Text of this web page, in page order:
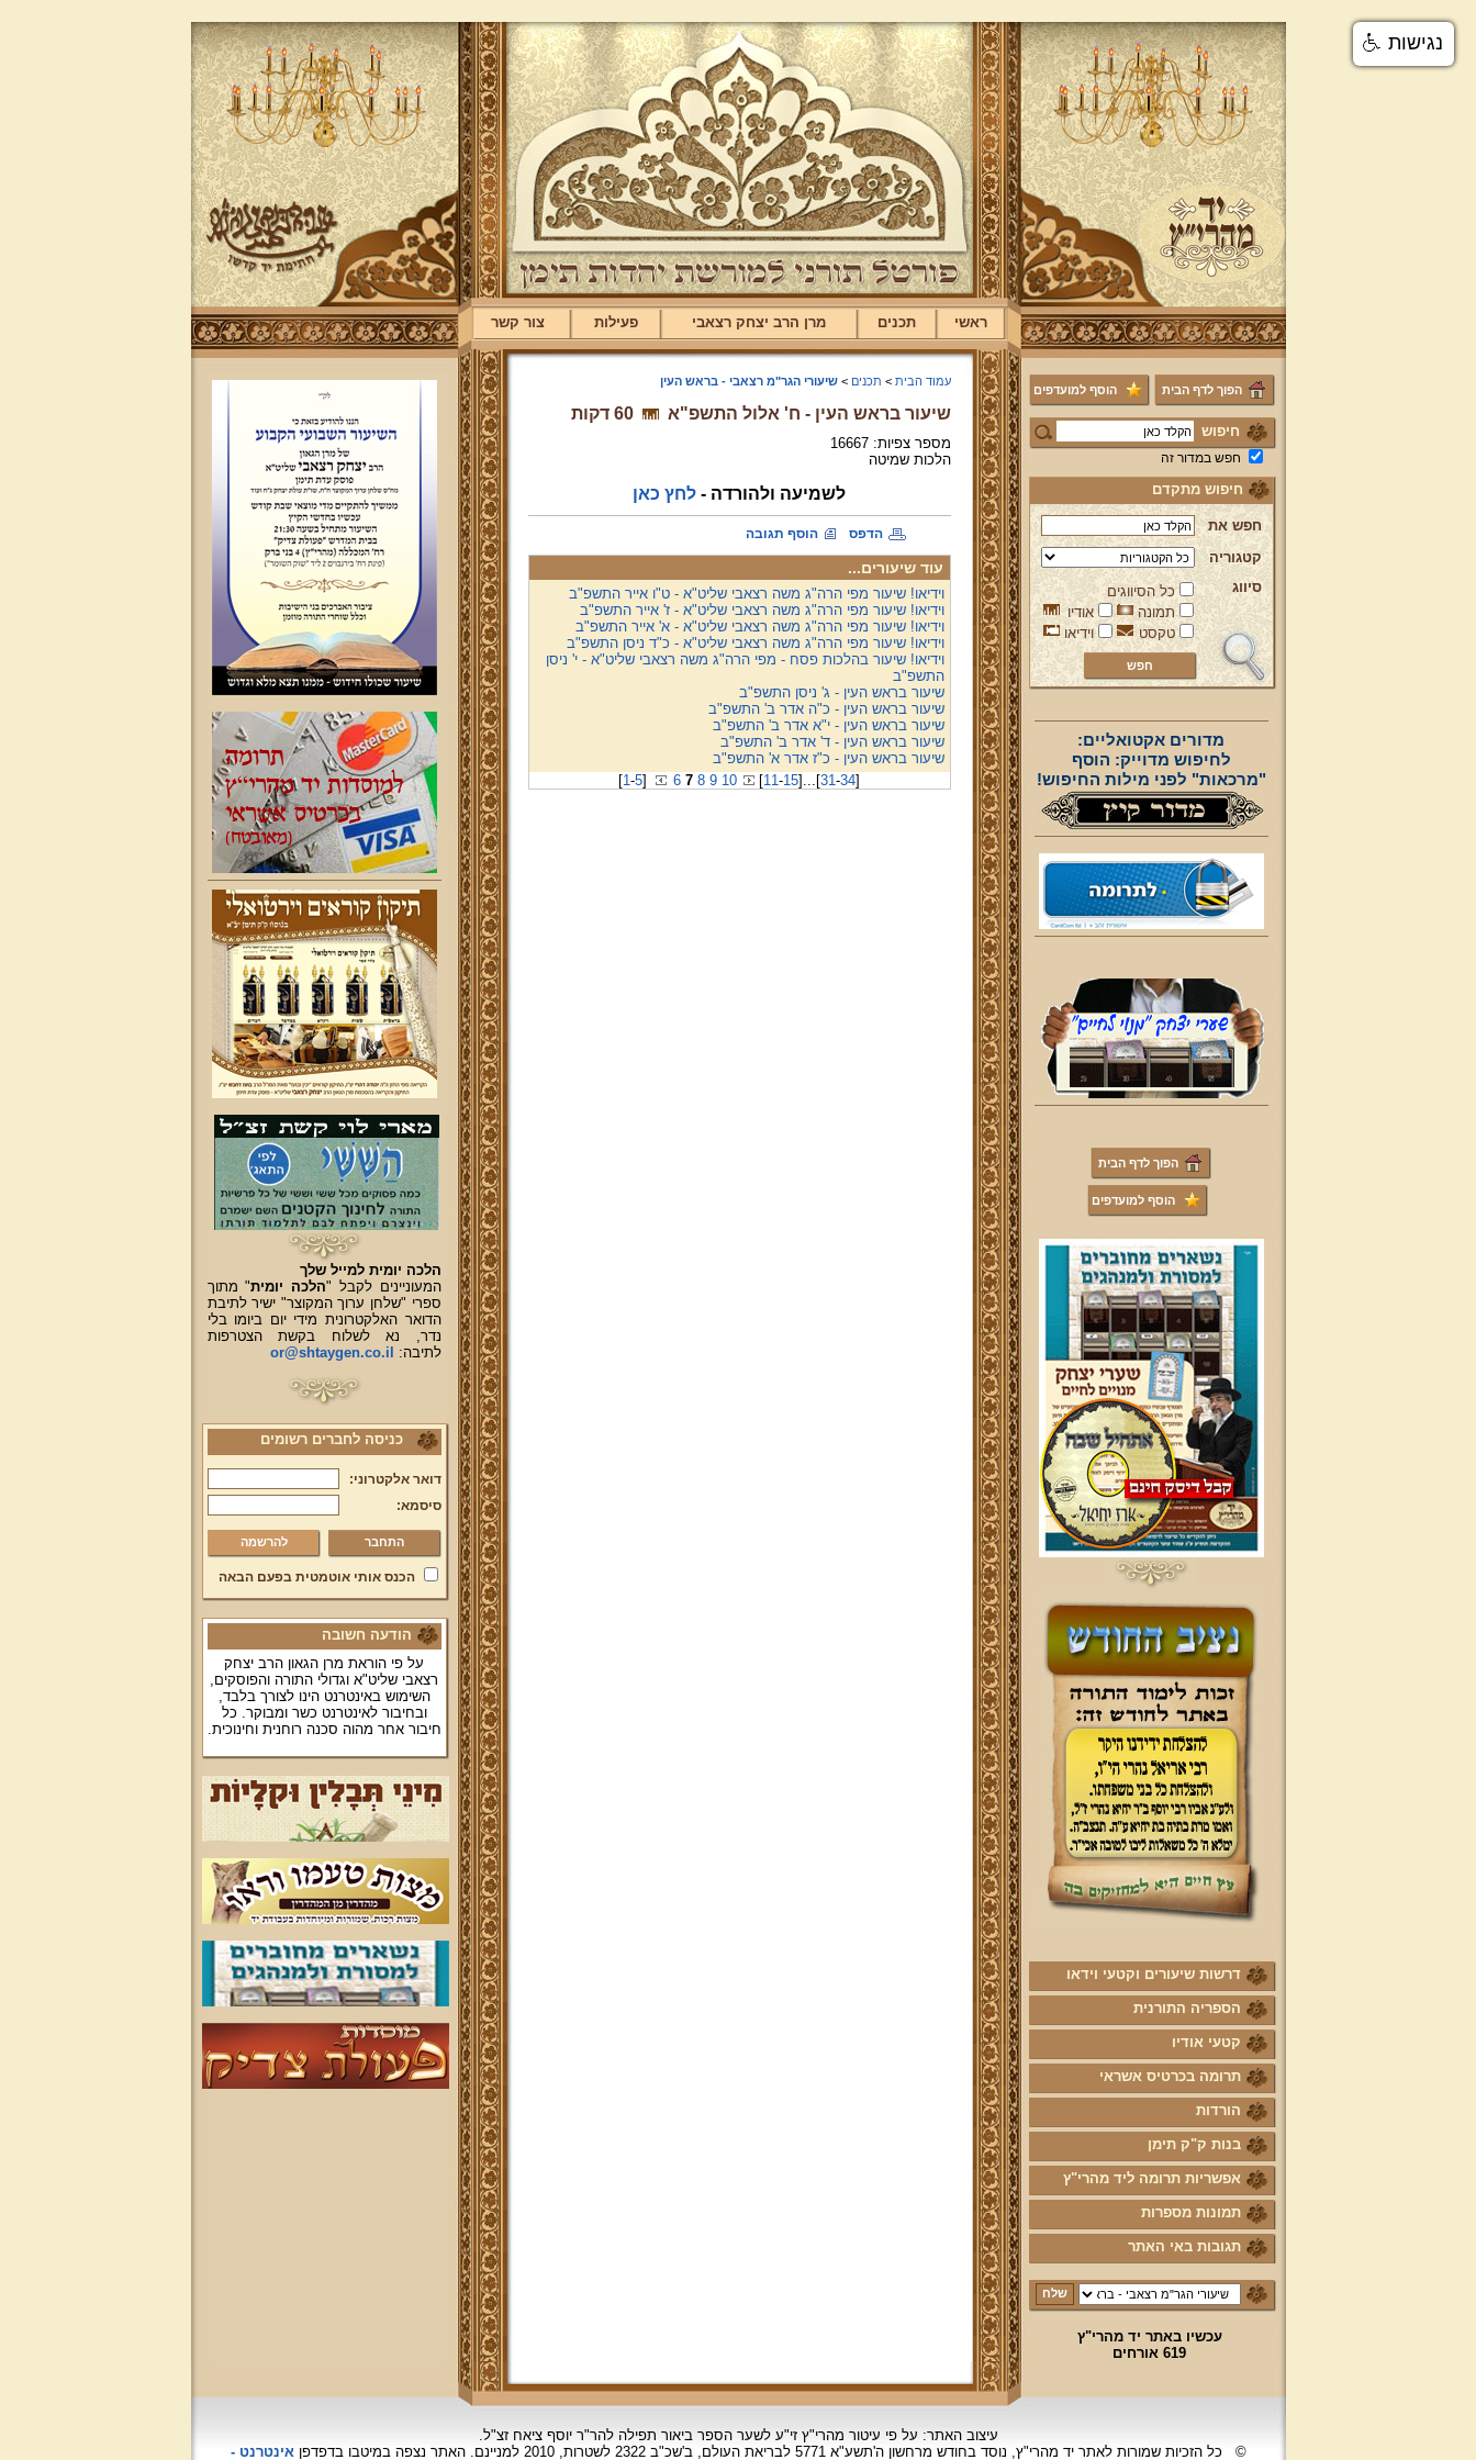
ראשי תכנים מרן הרב יצחק רצאבי פעילות צור קשר
הפוך לדף הבית הוסף למועדפים
חיפוש
חפש במדור זה
חיפוש מתקדם
חפש את
קטגוריה
סיווג
כל הסיווגים
תמונה
אודיו
טקסט
וידיאו
מדורים אקטואליים:
לחיפוש מדוייק: הוסף
"מרכאות" לפני מילות החיפוש!
הפוך לדף הבית
הוסף למועדפים
דרשות שיעורים וקטעי וידאו
הספריה התורנית
קטעי אודיו
תרומה בכרטיס אשראי
הורדות
בנות ק"ק תימן
אפשריות תרומה ליד מהרי"ץ
תמונות מספרות
תגובות באי האתר
עכשיו באתר יד מהרי"ץ
619 אורחים
עמוד הבית > תכנים >שיעורי הגר"מ רצאבי - בראש העין
שיעור בראש העין - ח' אלול התשפ"א 60 דקות
מספר צפיות: 16667
הלכות שמיטה
לשמיעה ולהורדה - לחץ כאן
הדפס הוסף תגובה
עוד שיעורים...
וידיאו! שיעור מפי הרה"ג משה רצאבי שליט"א - ט"ו אייר התשפ"ב
וידיאו! שיעור מפי הרה"ג משה רצאבי שליט"א - ז' אייר התשפ"ב
וידיאו! שיעור מפי הרה"ג משה רצאבי שליט"א - א' אייר התשפ"ב
וידיאו! שיעור מפי הרה"ג משה רצאבי שליט"א - כ"ד ניסן התשפ"ב
וידיאו! שיעור בהלכות פסח - מפי הרה"ג משה רצאבי שליט"א - י' ניסן
התשפ"ב
שיעור בראש העין - ג' ניסן התשפ"ב
שיעור בראש העין - כ"ה אדר ב' התשפ"ב
שיעור בראש העין - י"א אדר ב' התשפ"ב
שיעור בראש העין - ד' אדר ב' התשפ"ב
שיעור בראש העין - כ"ז אדר א' התשפ"ב
[1-5] 6 7 8 9 10 [11-15] ... [31-34]
הלכה יומית למייל שלך
המעוניינים לקבל "הלכה יומית" מתוך
ספרי "שלחן ערוך המקוצר" ישיר לתיבת
הדואר האלקטרונית מידי יום ביומו בלי
נדר, נא לשלוח בקשת הצטרפות
לתיבה:
or@shtaygen.co.il
כניסה לחברים רשומים
דואר אלקטרוני:
סיסמא:
להרשמה
הכנס אותי אוטמטית בפעם הבאה
הודעה חשובה
על פי הוראת מרן הגאון הרב יצחק
רצאבי שליט"א וגדולי התורה והפוסקים,
השימוש באינטרנט הינו לצורך בלבד,
ובחיבור לאינטרנט כשר ומבוקר. כל
חיבור אחר מהוה סכנה רוחנית וחינוכית.
עיצוב האתר: על פי עיטור מהרי"ץ זי"ע לשער הספר ביאור תפילה להר"ר יוסף ציאח זצ"ל.
©
כל הזכיות שמורות לאתר יד מהרי"ץ, נוסד בחודש מרחשוןה'תשע"א 5771 לבריאת העולם, ב'שכ"ב 2322 לשטרות, 2010 למניינם. האתר נצפהבמיטבו בדפדפןאינטרנט -
נגישות